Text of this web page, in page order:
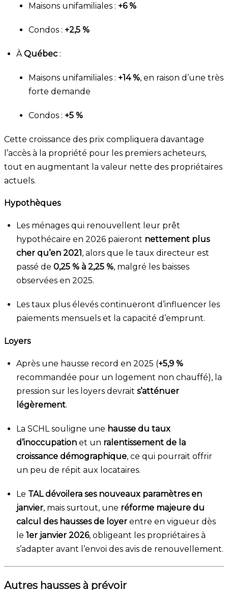
Maisons unifamiliales : +6 %
Condos : +2,5 %
ÀQuébec :
Maisons unifamiliales : +14 %, en raison d’une très
forte demande
Condos : +5 %
Cette croissance des prix compliquera davantage
l’accès à la propriété pour les premiers acheteurs,
tout en augmentant la valeur nette des propriétaires
actuels.
Hypothèques
Les ménages qui renouvellent leur prêt
hypothécaire en 2026 paieront nettement plus
cher qu’en 2021 , alors que le taux directeur est
passé de 0,25 % à 2,25 %, malgré les baisses
observées en 2025.
Les taux plus élevés continueront d’influencer les
paiements mensuels et la capacité d’emprunt.
Loyers
Après une hausse record en 2025 (+5,9 %
recommandée pour un logement non chauffé), la
pression sur les loyers devrait s’atténuer
légèrement.
La SCHL souligne une hausse du taux
d’inoccupation et un ralentissement de la
croissance démographique, ce qui pourrait offrir
un peu de répit aux locataires.
Le TAL dévoilera ses nouveaux paramètres en
janvier, mais surtout, une réforme majeure du
calcul des hausses de loyer entre en vigueur dès
le 1er janvier 2026, obligeant les propriétaires à
s’adapter avant l’envoi des avis de renouvellement.
Autres hausses à prévoir